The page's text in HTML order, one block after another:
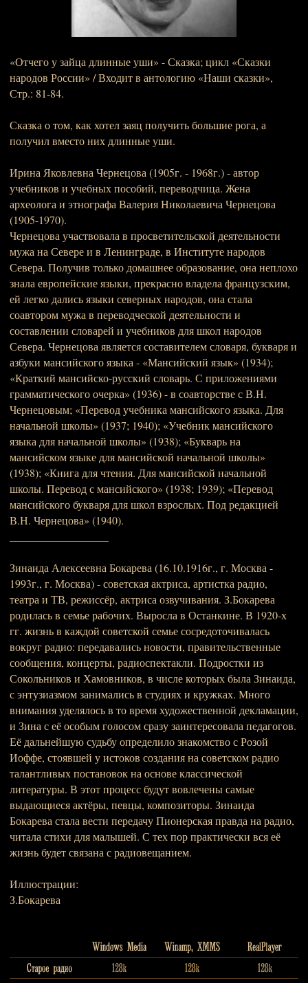
«Отчего у зайца длинные уши» - Сказка; цикл «Сказки
народов России» / Входит в антологию «Наши сказки»,
Стр.: 81-84.
Сказка о том, как хотел заяц получить большие рога, а
получил вместо них длинные уши.
Ирина Яковлевна Чернецова (1905г. - 1968г.) - автор
учебников и учебных пособий, переводчица. Жена
археолога и этнографа Валерия Николаевича Чернецова
(1905-1970).
Чернецова участвовала в просветительской деятельности
мужа на Севере и в Ленинграде, в Институте народов
Севера. Получив только домашнее образование, она неплохо
знала европейские языки, прекрасно владела французским,
ей легко дались языки северных народов, она стала
соавтором мужа в переводческой деятельности и
составлении словарей и учебников для школ народов
Севера. Чернецова является составителем словаря, букваря и
азбуки мансийского языка - «Мансийский язык» (1934);
«Краткий мансийско-русский словарь. С приложениями
грамматического очерка» (1936) - в соавторстве с В.Н.
Чернецовым; «Перевод учебника мансийского языка. Для
начальной школы» (1937; 1940); «Учебник мансийского
языка для начальной школы» (1938); «Букварь на
мансийском языке для мансийской начальной школы»
(1938); «Книга для чтения. Для мансийской начальной
школы. Перевод с мансийского» (1938; 1939); «Перевод
мансийского букваря для школ взрослых. Под редакцией
В.Н. Чернецова» (1940).
Зинаида Алексеевна Бокарева (16.10.1916г., г. Москва -
1993г., г. Москва) - советская актриса, артистка радио,
театра и ТВ, режиссёр, актриса озвучивания. З.Бокарева
родилась в семье рабочих. Выросла в Останкине. В 1920-х
гг. жизнь в каждой советской семье сосредоточивалась
вокруг радио: передавались новости, правительственные
сообщения, концерты, радиоспектакли. Подростки из
Сокольников и Хамовников, в числе которых была Зинаида,
с энтузиазмом занимались в студиях и кружках. Много
внимания уделялось в то время художественной декламации,
и Зина с её особым голосом сразу заинтересовала педагогов.
Её дальнейшую судьбу определило знакомство с Розой
Иоффе, стоявшей у истоков создания на советском радио
талантливых постановок на основе классической
литературы. В этот процесс будут вовлечены самые
выдающиеся актёры, певцы, композиторы. Зинаида
Бокарева стала вести передачу Пионерская правда на радио,
читала стихи для малышей. С тех пор практически вся её
жизнь будет связана с радиовещанием.
Иллюстрации:
З.Бокарева